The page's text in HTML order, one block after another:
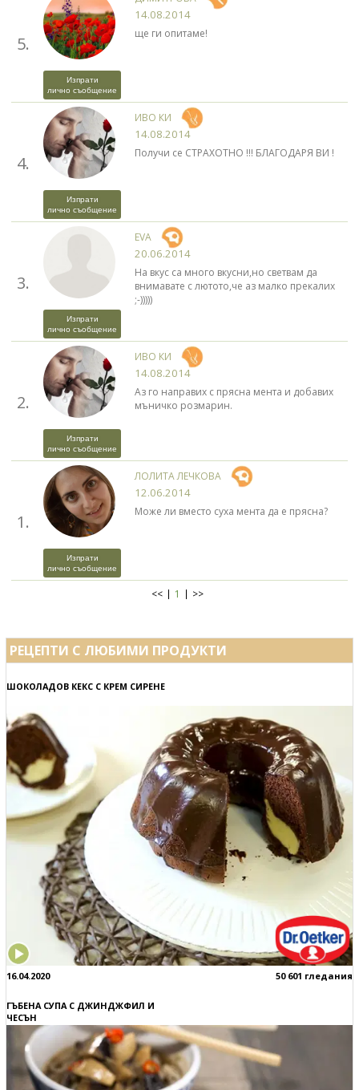
5.
Изпрати
лично съобщение
14.08.2014
ще ги опитаме!
4.
Изпрати
лично съобщение
ИВО КИ
14.08.2014
Получи се СТРАХОТНО !!! БЛАГОДАРЯ ВИ !
3.
Изпрати
лично съобщение
EVA
20.06.2014
На вкус са много вкусни,но светвам да
внимавате с лютото,че аз малко прекалих
;-)))))
2.
Изпрати
лично съобщение
ИВО КИ
14.08.2014
Аз го направих с прясна мента и добавих
мъничко розмарин.
1.
Изпрати
лично съобщение
ЛОЛИТА ЛЕЧКОВА
12.06.2014
Може ли вместо суха мента да е прясна?
<< 1 >>
РЕЦЕПТИ С ЛЮБИМИ ПРОДУКТИ
ШОКОЛАДОВ КЕКС С КРЕМ СИРЕНЕ
16.04.2020 50 601 гледания
ГЪБЕНА СУПА С ДЖИНДЖФИЛ И
ЧЕСЪН